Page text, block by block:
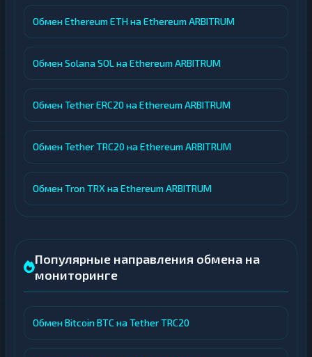
Обмен Ethereum ETH на Ethereum ARBITRUM
Обмен Solana SOL на Ethereum ARBITRUM
Обмен Tether ERC20 на Ethereum ARBITRUM
Обмен Tether TRC20 на Ethereum ARBITRUM
Обмен Tron TRX на Ethereum ARBITRUM
Популярные направления обмена на
мониторинге
Обмен Bitcoin BTC на Tether TRC20